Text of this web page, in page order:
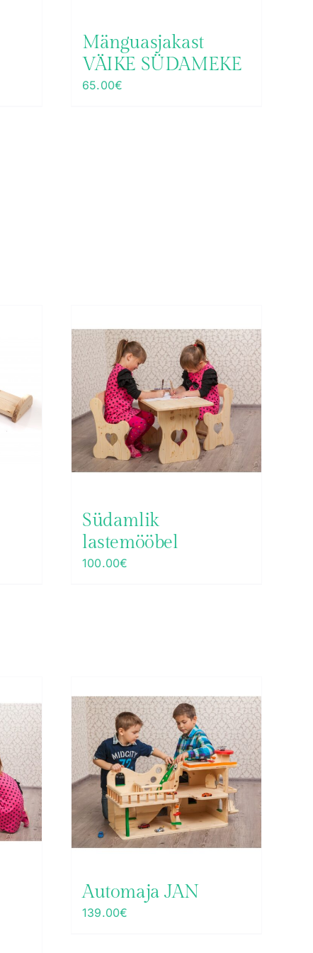
Mänguasjakast
VÄIKE SÜDAMEKE
65.00€
Südamlik
lastemööbel
100.00€
Automaja JAN
139.00€